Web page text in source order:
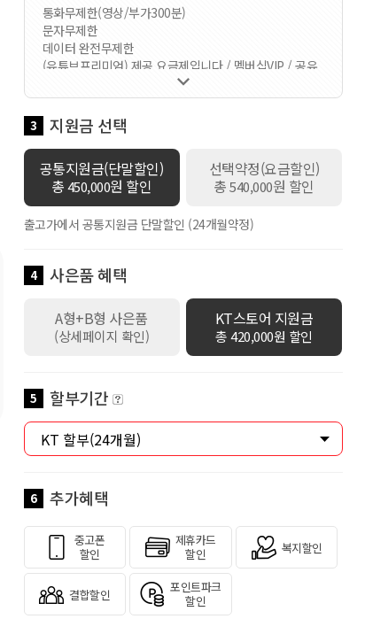
통화무제한(영상/부가300분)
문자무제한
데이터 완전무제한
(유튜브프리미엄) 제공 요금제입니다 / 멤버십VIP / 공유
데이터 60GB 제공 / 로밍데이터 100Kbps / 데이터쉐어
링 1회선 무료 / 만 18세 이하 가입시 스쿨덤(공유데이터
2배 제공+스마트기기 or 데이터쉐어링 1회선 무료+안심
박스)자동적용 / 만19세이상 ~ 만34세이하 가입시 Y덤(공
유데이터 2배 제공+스마트기기 or 데이터쉐어링 1회선
무료)자동적용

3 지원금 선택
공통지원금(단말할인)
총450,000원 할인
선택약정(요금할인)
총540,000원 할인
출고가에서 공통지원금 단말할인 (24개월약정)
4 사은품 혜택
A형+B형 사은품
(상세페이지 확인)
KT스토어 지원금
총 420,000원 할인
5 할부기간
6 추가혜택
중고폰
할인
제휴카드
할인
복지할인
결합할인
포인트파크
할인